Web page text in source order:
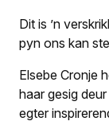
Dit is ’n
pyn ons kan
Elsebe Cronje
haar gesig
egter